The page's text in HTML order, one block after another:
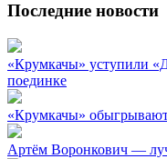
Последние новости
«Крумкачы» уступили
поединке
«Крумкачы»
Артём Воронкович —